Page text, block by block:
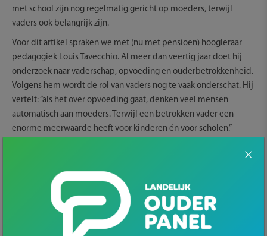
met school zijn nog regelmatig gericht op moeders, terwijl
vaders ook belangrijk zijn.
Voor dit artikel spraken we met (nu met pensioen) hoogleraar
pedagogiek Louis Tavecchio. Al meer dan veertig jaar doet hij
onderzoek naar vaderschap, opvoeding en ouderbetrokkenheid.
Volgens hem wordt de rol van vaders nog te vaak onderschat. Hij
vertelt: “als het over opvoeding gaat, denken veel mensen
automatisch aan moeders. Terwijl een betrokken vader een
enorme meerwaarde heeft voor kinderen én voor scholen.”
Volgens Tavecchio zijn vaders veel meer dan een tweede
opvoeder naast de moeder. “Vaders zijn een belangrijk rolmodel
voor hun kinderen,” vertelt hij.
Wanneer een vader interesse toont in school, vragen stelt over